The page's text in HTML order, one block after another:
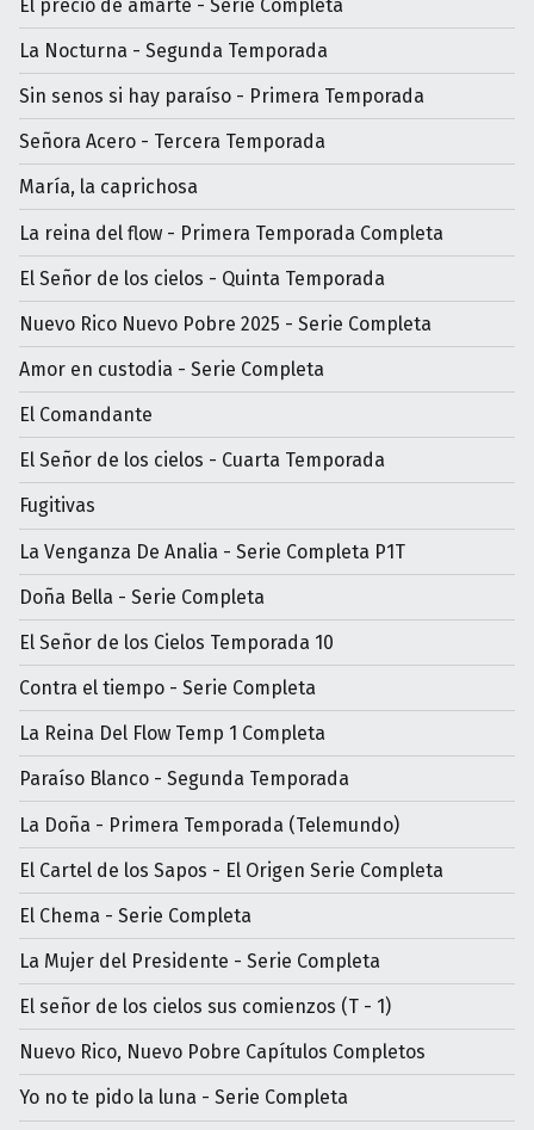
El precio de amarte - Serie Completa
La Nocturna - Segunda Temporada
Sin senos si hay paraíso - Primera Temporada
Señora Acero - Tercera Temporada
María, la caprichosa
La reina del flow - Primera Temporada Completa
El Señor de los cielos - Quinta Temporada
Nuevo Rico Nuevo Pobre 2025 - Serie Completa
Amor en custodia - Serie Completa
El Comandante
El Señor de los cielos - Cuarta Temporada
Fugitivas
La Venganza De Analia - Serie Completa P1T
Doña Bella - Serie Completa
El Señor de los Cielos Temporada 10
Contra el tiempo - Serie Completa
La Reina Del Flow Temp 1 Completa
Paraíso Blanco - Segunda Temporada
La Doña - Primera Temporada (Telemundo)
El Cartel de los Sapos - El Origen Serie Completa
El Chema - Serie Completa
La Mujer del Presidente - Serie Completa
El señor de los cielos sus comienzos (T - 1)
Nuevo Rico, Nuevo Pobre Capítulos Completos
Yo no te pido la luna - Serie Completa